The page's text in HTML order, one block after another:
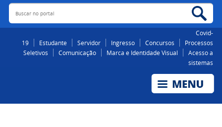
Buscar no portal
Covid-
19
Estudante Servidor Ingresso Concursos
Processos
Seletivos
Comunicação Marca e Identidade Visual
Acesso a
sistemas